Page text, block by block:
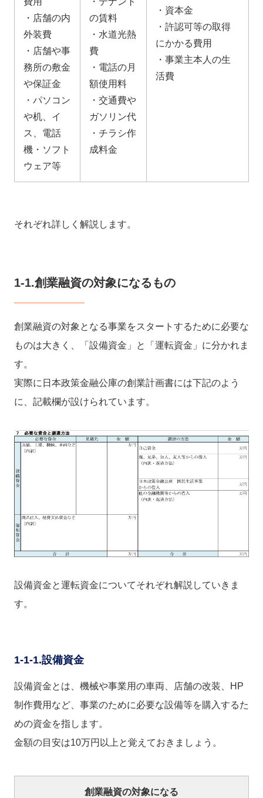
・資本金
・許認可等の取得
にかかる費用
・事業主本人の生
活費
・店舗の内
外装費
・店舗や事
務所の敷金
や保証金
・パソコン
や机、イ
ス、電話
機・ソフト
ウェア等
の賃料
・水道光熱
費
・電話の月
額使用料
・交通費や
ガソリン代
・チラシ作
成料金
それぞれ詳しく解説します。
1-1.創業融資の対象になるもの
創業融資の対象となる事業をスタートするために必要な
ものは大きく、「設備資金」と「運転資金」に分かれま
す。
実際に日本政策金融公庫の創業計画書には下記のよう
に、記載欄が設けられています。
設備資金と運転資金についてそれぞれ解説していきま
す。
1-1-1.設備資金
設備資金とは、機械や事業用の車両、店舗の改装、HP
制作費用など、事業のために必要な設備等を購入するた
めの資金を指します。
金額の目安は10万円以上と覚えておきましょう。
創業融資の対象になる